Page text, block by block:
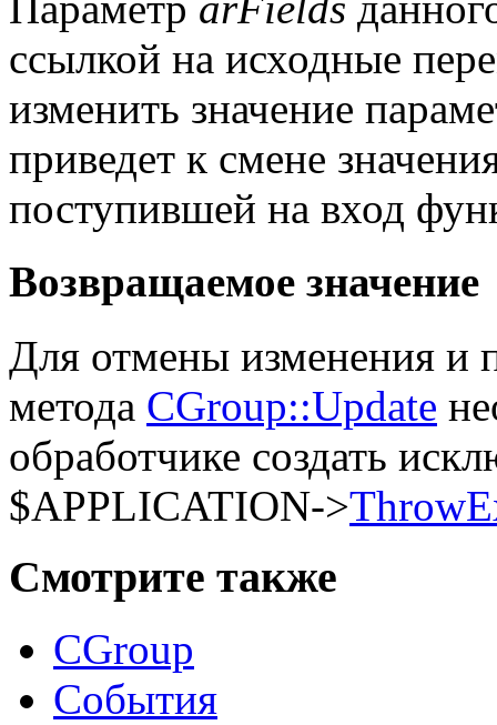
ссылкой на исходные
изменить значение
приведет к смене
поступившей на вход
Возвращаемое значение
Для отмены изменения и
метода CGroup::Update
обработчике создать
$APPLICATION->
Смотрите также
CGroup
События